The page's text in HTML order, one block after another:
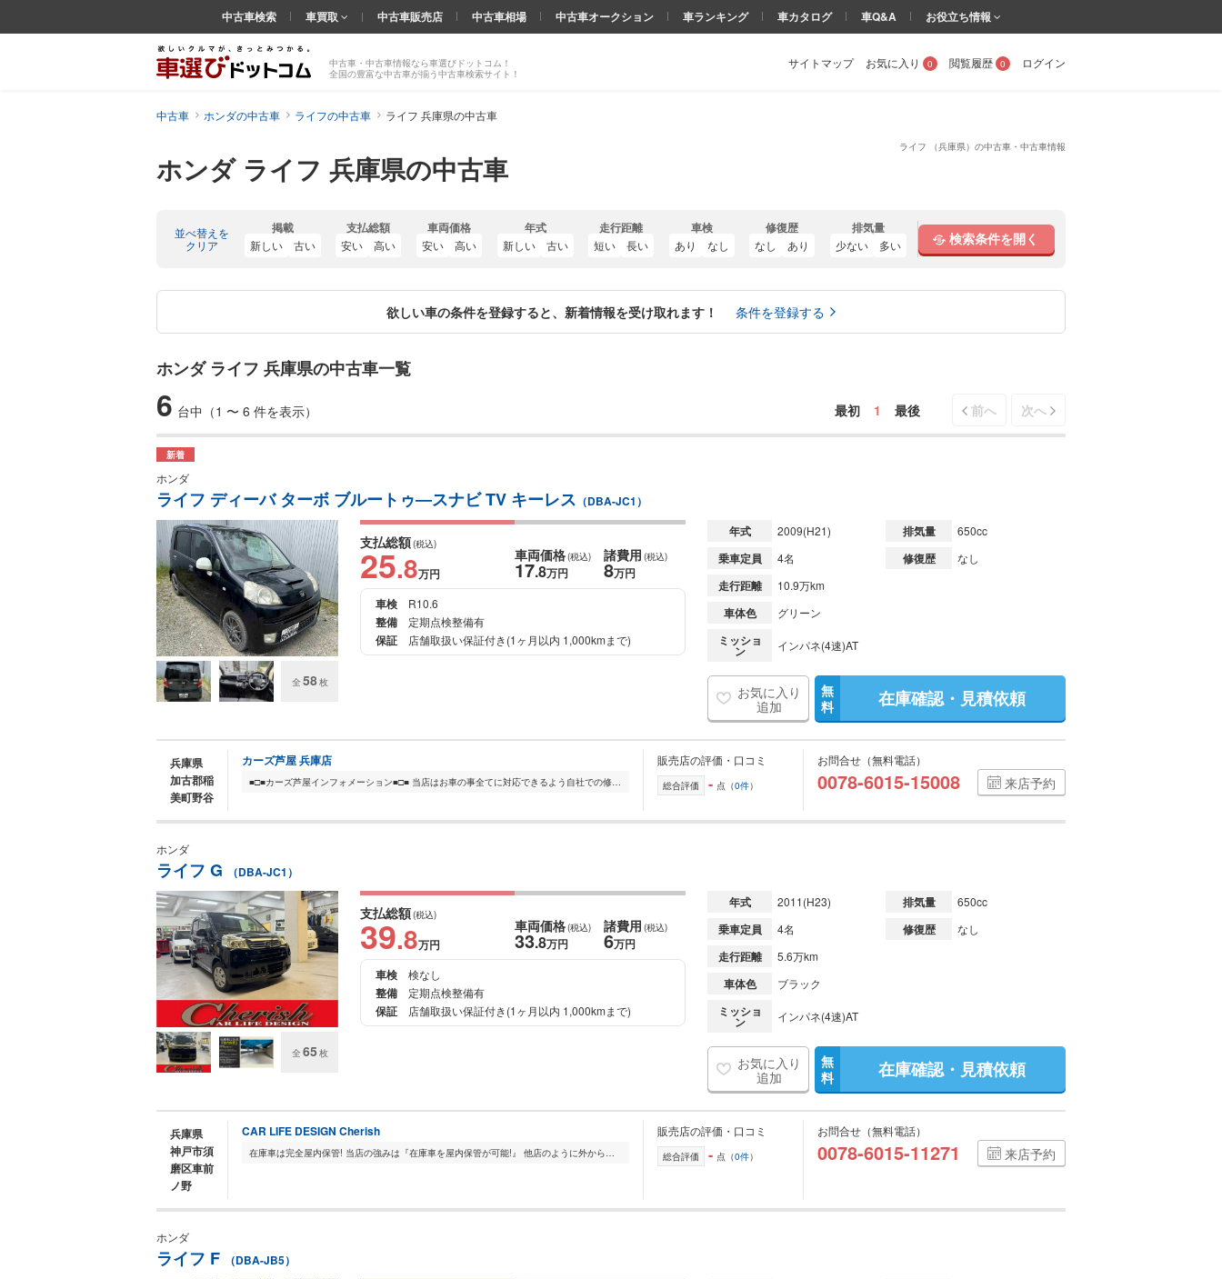
ライフ （兵庫県）の中古車・中古車情報
ホンダ ライフ 兵庫県の中古車
中古車・中古車情報なら車選びドットコム！
全国の豊富な中古車が揃う中古車検索サイト！
サイトマップ お気に入り 0 閲覧履歴 0 ログイン
中古車検索 車買取 中古車販売店 中古車相場 中古車オークション 車ランキング 車カタログ 車Q&A お役立ち情報
中古車 ホンダの中古車 ライフの中古車 ライフ 兵庫県の中古車
並べ替えを
クリア
掲載
新しい 古い
支払総額
安い 高い
車両価格
安い 高い
年式
新しい 古い
走行距離
短い 長い
車検
あり なし
修復歴
なし あり
排気量
少ない 多い 検索条件を開く
欲しい車の条件を登録すると、新着情報を受け取れます！ 条件を登録する
ホンダ ライフ 兵庫県の中古車一覧
6 台中（1 〜 6 件を表示） 最初 1 最後 前へ 次へ
新着
ホンダ
ライフ ディーバ ターボ ブルートゥ―スナビ TV キーレス （DBA-JC1）
全 58枚
支払総額(税込)
25.8万円
車両価格(税込)
17.8万円
諸費用 (税込)
8万円
車検
R10.6
整備 定期点検整備有
保証 店舗取扱い保証付き(1ヶ月以内 1,000kmまで)
年式 2009(H21) 排気量 650cc
乗車定員 4名 修復歴 なし
走行距離 10.9万km
車体色 グリーン
ミッショ
ン インパネ(4速)AT
お気に入り
追加
無
料
在庫確認・見積依頼
兵庫県
加古郡稲
美町野谷
カーズ芦屋 兵庫店
■□■カーズ芦屋インフォメーション■□■ 当店はお車の事全てに対応できるよう自社での修理・パーツ販売や専用塗装ブースでの板金塗装などお客様のカーライフをトータルサポ...
販売店の評価・口コミ
総合評価 - 点（0件）
お問合せ（無料電話）
0078-6015-15008 来店予約
ホンダ
ライフ G （DBA-JC1）
全 65枚
支払総額(税込)
39.8万円
車両価格(税込)
33.8万円
諸費用 (税込)
6万円
車検
検なし
整備 定期点検整備有
保証 店舗取扱い保証付き(1ヶ月以内 1,000kmまで)
年式 2011(H23) 排気量 650cc
乗車定員 4名 修復歴 なし
走行距離 5.6万km
車体色 ブラック
ミッショ
ン インパネ(4速)AT
お気に入り
追加
無
料
在庫確認・見積依頼
兵庫県
神戸市須
磨区車前
ノ野
CAR LIFE DESIGN Cherish
在庫車は完全屋内保管! 当店の強みは『在庫車を屋内保管が可能!』 他店のように外から見えるような展示スペースというものはございませんが その代わりに当店最大の特...
販売店の評価・口コミ
総合評価 - 点（0件）
お問合せ（無料電話）
0078-6015-11271 来店予約
ホンダ
ライフ F （DBA-JB5）